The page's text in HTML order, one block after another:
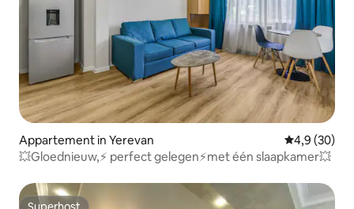
Appartement in Yerevan Gemiddelde
4,9 (30)
💥Gloednieuw,⚡️ perfect gelegen⚡️met één slaapkamer💥